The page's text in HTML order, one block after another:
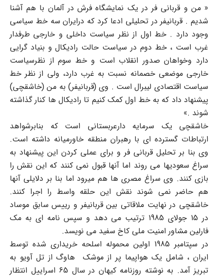
« من و قربانی فر در یک نمایشگاه فرش در آلمان با هم آشنا
شدیم . قربانیفر در تحلیلی ادعا کرد که درایران سه خط سیاسی
وجود دارد . خط اول از نظر سیاست داخلی و خارجی طرفدار
غرب است ، خط دوم در سیاست حالت رادیکال و بنیاد گرایی
دارد وخواهان صدور انقلاب است و خط سوم از نظرسیاست
خارجی موضعی خصمانه نسبت به غرب دارد، ولی از نظر خط
سیاست اقتصادی لیبرال است . وی (قربانیفر) به من (خاشقچی)
پیشنهاد داد که به خط اول کمک کنیم تا رادیکال ها کنار گذاشته
شوند .»
خاشقچی یک سرمایه دارعربستانی است که بنابرشواهد
ارتباطات گسترده ای با رهبران منطقه خاورمیانه داشته است.
وی بنا بر تحلیل قربانی فر و برای عملی کردن این پیشنهاد به
سراغ سعودیها می روند اما آنها قبول نمی کنند که این نقش را
بازی کنند. وی سراغ مصری ها هم میرود اما بنا بر دلایلی آنها
هم حاضر نمی شوند نقش این حلقه واسط را اجرا کنند.
خاشقچی در نهایت ملاقاتی بین قربانیفر و رییس سابق موساد
در 15 جولای 1985 ترتیب می دهد و سپس نامه ای به مک
فارلین مشاور امنیت ملی کاخ سفید می نویسد.
در سپتامبر 1985 اولین محموله اسلحه خریداری شده توسط
ایران ، شامل یک هواپیما پر از موشک هاوگ از تل آویو به
تبریز آمد. به نوشته روزنامه کیهان در سال 65 اسراییل انتظار